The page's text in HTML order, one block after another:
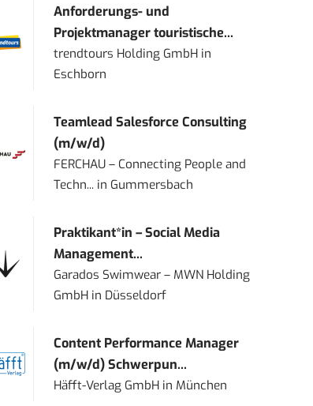
Anforderungs- und
Projektmanager touristische...
trendtours Holding GmbH in
Eschborn
Teamlead Salesforce Consulting
(m/w/d)
FERCHAU – Connecting People and
Techn... in Gummersbach
Praktikant*in – Social Media
Management...
Garados Swimwear – MWN Holding
GmbH in Düsseldorf
Content Performance Manager
(m/w/d) Schwerpun...
Häfft-Verlag GmbH in München